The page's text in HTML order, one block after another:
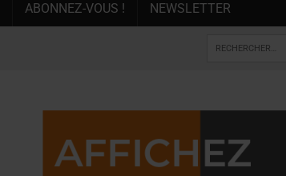
ABONNEZ-VOUS ! NEWSLETTER